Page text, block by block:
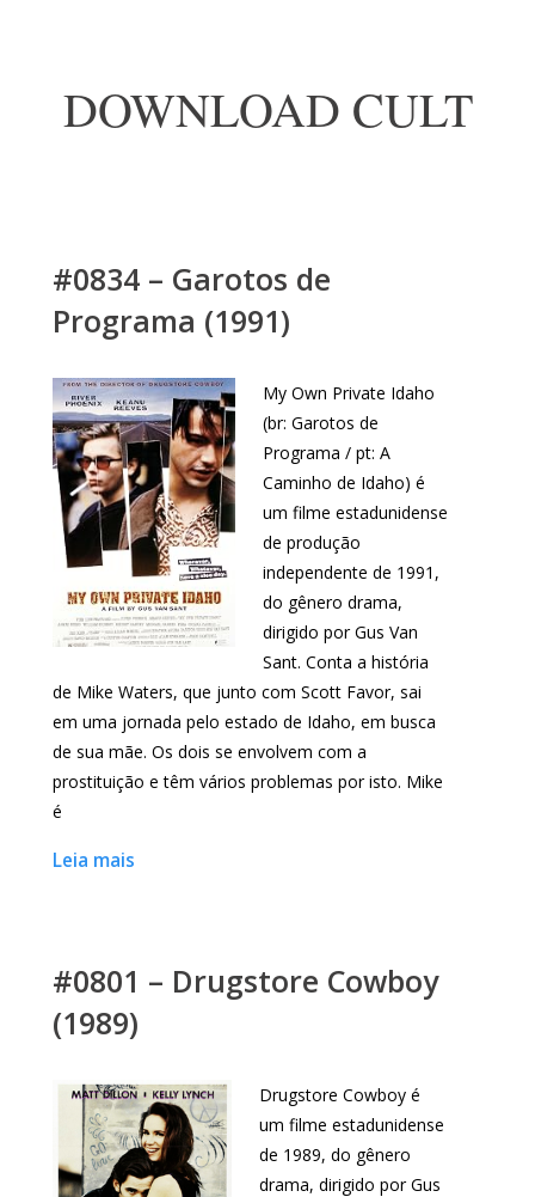
DOWNLOAD CULT
#0834 – Garotos de
Programa (1991)
My Own Private Idaho
(br: Garotos de
Programa / pt: A
Caminho de Idaho) é
um filme estadunidense
de produção
independente de 1991,
do gênero drama,
dirigido por Gus Van
Sant. Conta a história
de Mike Waters, que junto com Scott Favor, sai
em uma jornada pelo estado de Idaho, em busca
de sua mãe. Os dois se envolvem com a
prostituição e têm vários problemas por isto. Mike
é
Leia mais
#0801 – Drugstore Cowboy
(1989)
Drugstore Cowboy é
um filme estadunidense
de 1989, do gênero
drama, dirigido por Gus